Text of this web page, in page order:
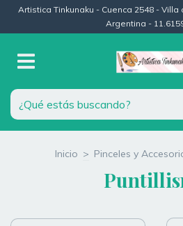
Artistica Tinkunaku - Cuenca 2548 -
Argentina -
Inicio > Pinceles y